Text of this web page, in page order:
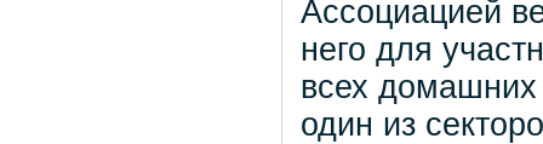
Ассоциацией
него для
всех домашних
один из